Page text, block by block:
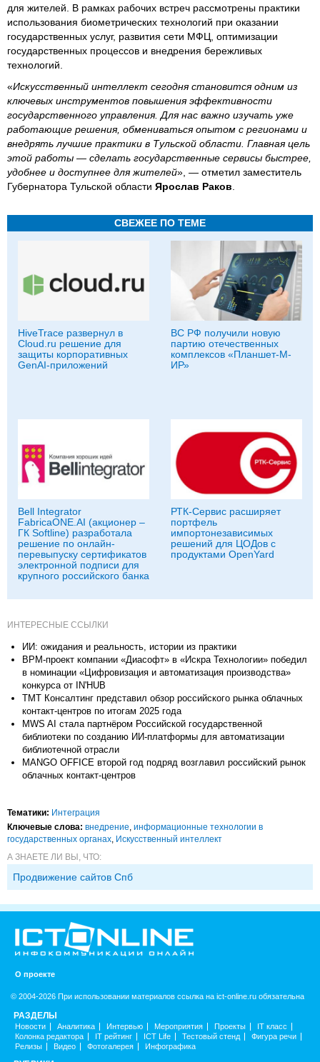
для жителей. В рамках рабочих встреч рассмотрены практики
использования биометрических технологий при оказании
государственных услуг, развития сети МФЦ, оптимизации
государственных процессов и внедрения бережливых
технологий.
«Искусственный интеллект сегодня становится одним из
ключевых инструментов повышения эффективности
государственного управления. Для нас важно изучать уже
работающие решения, обмениваться опытом с регионами и
внедрять лучшие практики в Тульской области. Главная цель
этой работы — сделать государственные сервисы быстрее,
удобнее и доступнее для жителей», — отметил заместитель
Губернатора Тульской области Ярослав Раков
СВЕЖЕЕ ПО ТЕМЕ
HiveTrace развернул в
Cloud.ru решение для
защиты корпоративных
GenAI-приложений
ВС РФ получили новую
партию отечественных
комплексов «Планшет-М-
ИР»
Bell Integrator
FabricaONE.AI (акционер –
ГК Softline) разработала
решение по онлайн-
перевыпуску сертификатов
электронной подписи для
крупного российского банка
РТК-Сервис расширяет
портфель
импортонезависимых
решений для ЦОДов с
продуктами OpenYard
ИНТЕРЕСНЫЕ ССЫЛКИ
ИИ: ожидания и реальность, истории из практики
BPM-проект компании «Диасофт» в «Искра Технологии» победил
в номинации «Цифровизация и автоматизация производства»
конкурса от IN'HUB
ТМТ Консалтинг представил обзор российского рынка облачных
контакт-центров по итогам 2025 года
MWS AI стала партнёром Российской государственной
библиотеки по созданию ИИ-платформы для автоматизации
библиотечной отрасли
MANGO OFFICE второй год подряд возглавил российский рынок
облачных контакт-центров
Тематики: Интеграция
Ключевые слова: внедрение информационные технологии в
государственных органах Искусственный интеллект
А ЗНАЕТЕ ЛИ ВЫ, ЧТО:
Продвижение сайтов Спб
О проекте
© 2004-2026 При использовании материалов ссылка на ict-online.ru обязательна
РАЗДЕЛЫ
Новости Аналитика Интервью Мероприятия Проекты
IT класс
Колонка редактора
IT рейтинг ICT Life Тестовый стенд
Фигура речи
Релизы
Видео Фотогалерея Инфографика